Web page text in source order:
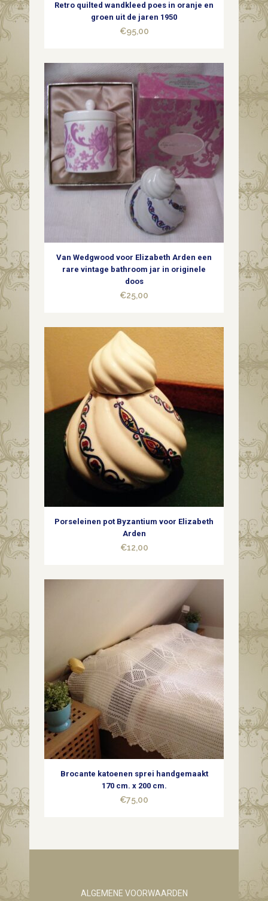
quantity
Retro quilted wandkleed poes in oranje en
groen uit de jaren 1950
€95,00
Van Wedgwood voor Elizabeth Arden een
rare vintage bathroom jar in originele
doos
€25,00
Porseleinen pot Byzantium voor Elizabeth
Arden
€12,00
Brocante katoenen sprei handgemaakt
170 cm. x 200 cm.
€75,00
ALGEMENE VOORWAARDEN